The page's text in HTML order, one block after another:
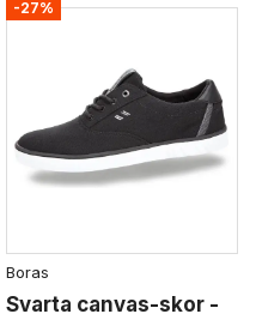
-27%
Boras
Svarta canvas-skor -